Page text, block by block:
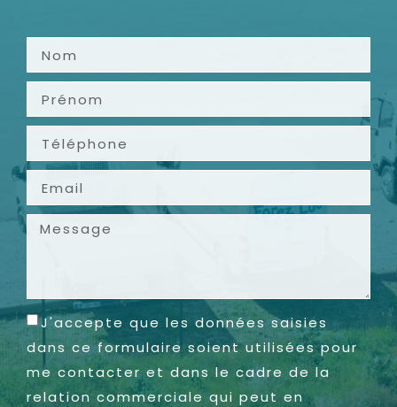
J'accepte que les données saisies
dans ce formulaire soient utilisées pour
me contacter et dans le cadre de la
relation commerciale qui peut en